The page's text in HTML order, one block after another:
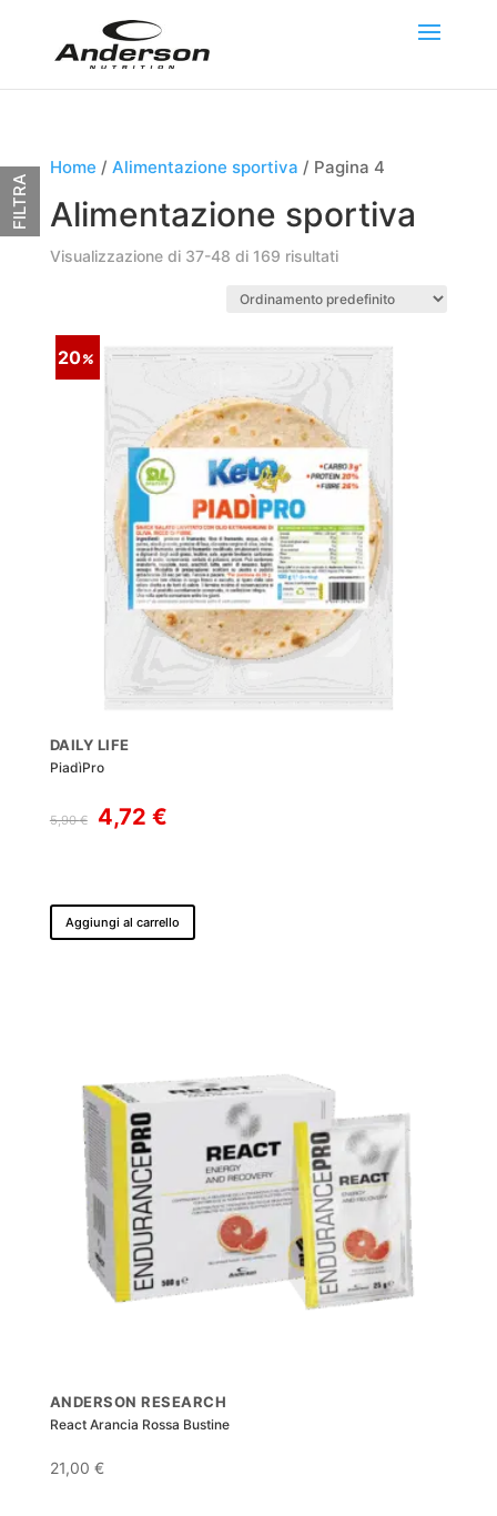
Home / Alimentazione sportiva / Pagina 4
Alimentazione sportiva
Visualizzazione di 37-48 di 169 risultati
20
DAILY LIFE
PiadìPro
5,90€
Il
prezzo
5,90 €.
4,72 €Il
4,72 €.
Aggiungi al carrello
ANDERSON RESEARCH
React Arancia Rossa Bustine
21,00 €
FILTRA